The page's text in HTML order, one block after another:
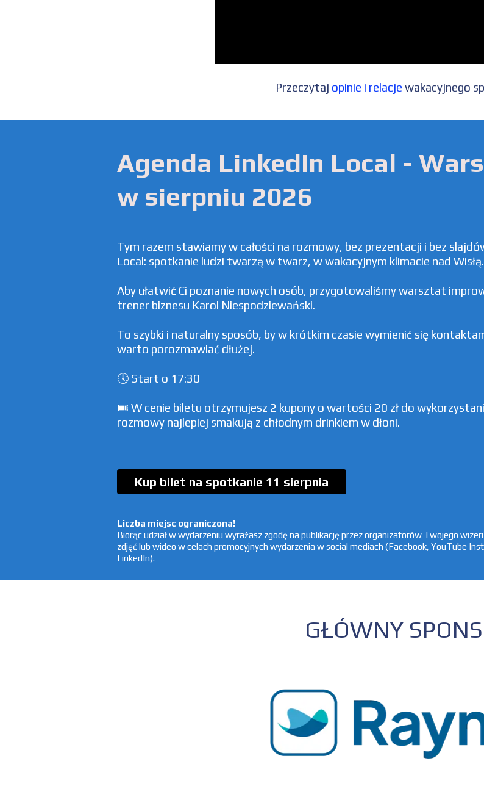
Przeczytaj opinie i relacje wakacyjnego
Agenda LinkedIn Local -
w sierpniu 2026
Tym razem stawiamy w całości na rozmowy, bez prezentacji i bez
Local: spotkanie ludzi twarzą w twarz, w wakacyjnym klimacie nad Wisłą.
Aby ułatwić Ci poznanie nowych osób, przygotowaliśmy warsztat
trener biznesu Karol Niespodziewański.
To szybki i naturalny sposób, by w krótkim czasie wymienić się
warto porozmawiać dłużej.
🕔 Start o 17:30
🎟️ W cenie biletu otrzymujesz 2 kupony o wartości 20 zł do
rozmowy najlepiej smakują z chłodnym drinkiem w dłoni.
Kup bilet na spotkanie 11 sierpnia
Liczba miejsc ograniczona!
Biorąc udział w wydarzeniu wyrażasz zgodę na publikację przez organizatorów Twojego
zdjęć lub wideo w celach promocyjnych wydarzenia w social mediach (Facebook, YouTube
LinkedIn).
GŁÓWNY